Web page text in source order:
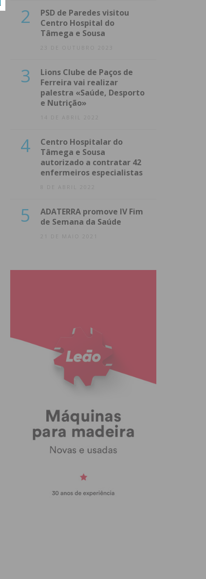
2
PSD de Paredes visitou
Centro Hospital do
Tâmega e Sousa
23 DE OUTUBRO 2023
3
Lions Clube de Paços de
Ferreira vai realizar
palestra «Saúde, Desporto
e Nutrição»
14 DE ABRIL 2022
4
Centro Hospitalar do
Tâmega e Sousa
autorizado a contratar 42
enfermeiros especialistas
8 DE ABRIL 2022
5
ADATERRA promove IV Fim
de Semana da Saúde
21 DE MAIO 2021